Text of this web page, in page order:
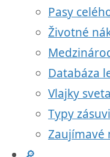
Pasy
Životné
Databáza
Vlajky sveta
Typy
Zaujímavé